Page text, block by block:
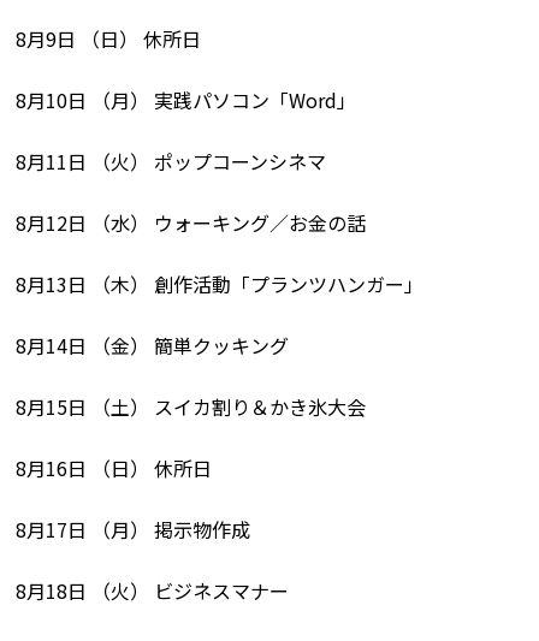
8月9日 （日） 休所日
8月10日 （月） 実践パソコン「Word」
8月11日 （火） ポップコーンシネマ
8月12日 （水） ウォーキング／お金の話
8月13日 （木） 創作活動「プランツハンガー」
8月14日 （金） 簡単クッキング
8月15日 （土） スイカ割り＆かき氷大会
8月16日 （日） 休所日
8月17日 （月） 掲示物作成
8月18日 （火） ビジネスマナー